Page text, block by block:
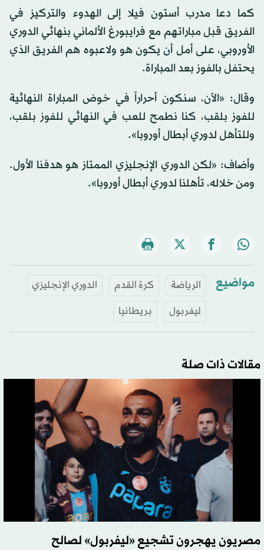
كما دعا مدرب أستون فيلا إلى الهدوء والتركيز في
الفريق قبل مباراتهم مع فرايبورغ الألماني بنهائي الدوري
الأوروبي، على أمل أن يكون هو ولاعبوه هم الفريق الذي
يحتفل بالفوز بعد المباراة.
وقال: «الآن، سنكون أحراراً في خوض المباراة النهائية
للفوز بلقب، كنا نطمح للعب في النهائي للفوز بلقب،
وللتأهل لدوري أبطال أوروبا».
وأضاف: «لكن الدوري الإنجليزي الممتاز هو هدفنا الأول.
ومن خلاله، تأهلنا لدوري أبطال أوروبا».
مواضيع الرياضة كرة القدم
الدوري الإنجليزي
ليفربول
بريطانيا
مقالات ذات صلة
مصريون يهجرون تشجيع «ليفربول» لصالح